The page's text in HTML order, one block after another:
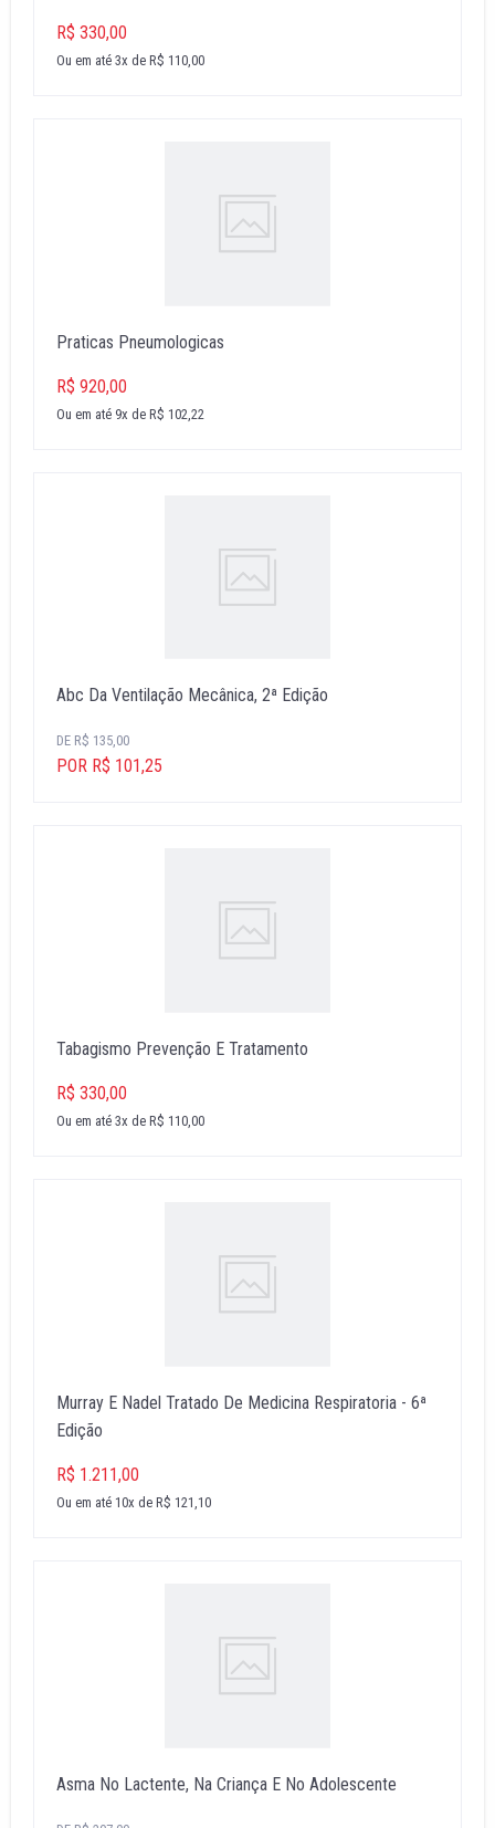
R$ 330,00
Ou em até 3x de R$ 110,00
Praticas Pneumologicas
R$ 920,00
Ou em até 9x de R$ 102,22
Abc Da Ventilação Mecânica, 2ª Edição
DE R$ 135,00
POR R$ 101,25
Tabagismo Prevenção E Tratamento
R$ 330,00
Ou em até 3x de R$ 110,00
Murray E Nadel Tratado De Medicina Respiratoria - 6ª
Edição
R$ 1.211,00
Ou em até 10x de R$ 121,10
Asma No Lactente, Na Criança E No Adolescente